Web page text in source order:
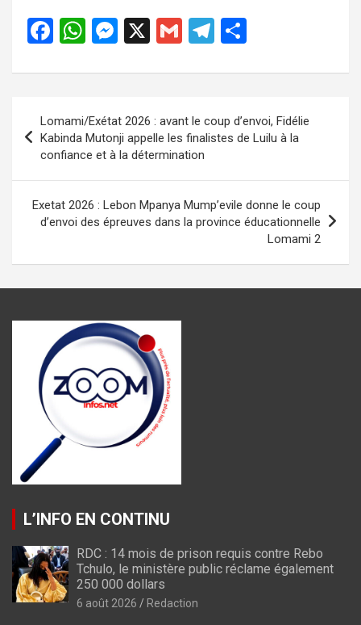
F
ce
o
o
k
W
at
s
A
p
p
M
se
n
g
er
X
G
ail
T
e
a
ta
er
de
l’article
Lomami/Exétat 2026 : avant le coup d’envoi, Fidélie
Kabinda Mutonji appelle les finalistes de Luilu à la
confiance et à la détermination
Exetat 2026 : Lebon Mpanya Mump’evile donne le coup
d’envoi des épreuves dans la province éducationnelle
Lomami 2
L’INFO EN CONTINU
RDC : 14 mois de prison requis contre Rebo
Tchulo, le ministère public réclame également
250 000 dollars
6 août 2026 Redaction